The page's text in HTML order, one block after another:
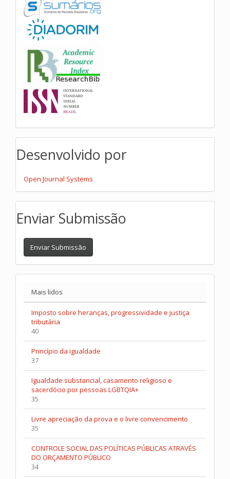
Desenvolvido por
Open Journal Systems
Enviar Submissão
Enviar Submissão
Mais lidos
Imposto sobre heranças, progressividade e justiça
tributária
40
Princípio da igualdade
37
Igualdade substancial, casamento religioso e
sacerdócio por pessoas LGBTQIA+
35
Livre apreciação da prova e o livre convencimento
35
CONTROLE SOCIAL DAS POLÍTICAS PÚBLICAS ATRAVÉS
DO ORÇAMENTO PÚBLICO
34